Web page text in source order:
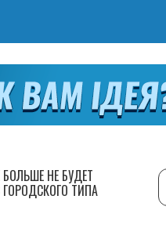
БОЛЬШЕ НЕ БУДЕТ
ТИПА